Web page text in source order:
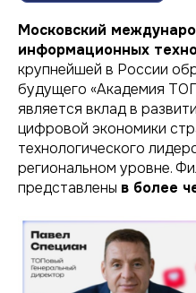
Московский
информационных
крупнейшей в России
будущего «Академия
является вклад в
цифровой экономики
технологического
региональном уровне.
представлены в более